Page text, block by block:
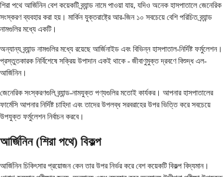
শিরা পথে আর্জিনিন বেশ কয়েকটি ব্র্যান্ড নামে পাওয়া যায়, যদিও অনেক হাসপাতালে জেনেরিক
সংস্করণ ব্যবহার করা হয়। মার্কিন যুক্তরাষ্ট্রে আর-জিন ১০ সবচেয়ে বেশি পরিচিত ব্র্যান্ড
নামগুলির মধ্যে একটি।
অন্যান্য ব্র্যান্ড নামগুলির মধ্যে রয়েছে আর্জিনাইড এবং বিভিন্ন হাসপাতাল-নির্দিষ্ট ফর্মুলেশন।
প্রস্তুতকারক নির্বিশেষে সক্রিয় উপাদান একই থাকে - জীবাণুমুক্ত দ্রবণে বিশুদ্ধ এল-
আর্জিনিন।
জেনেরিক সংস্করণগুলি ব্র্যান্ড-নামযুক্ত পণ্যগুলির মতোই কার্যকর। আপনার হাসপাতালের
ফার্মেসি আপনার নির্দিষ্ট চাহিদা এবং তাদের উপলব্ধ সরবরাহের উপর ভিত্তি করে সবচেয়ে
উপযুক্ত ফর্মুলেশন নির্বাচন করবে।
আর্জিনিন (শিরা পথে) বিকল্প
আর্জিনিন চিকিৎসার প্রয়োজন কেন তার উপর নির্ভর করে বেশ কয়েকটি বিকল্প বিদ্যমান।